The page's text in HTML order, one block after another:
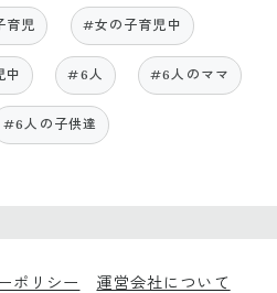
育児 #女の子育児中
中 #6人 #6人のママ
#6人の子供達
ポリシー 運営会社について